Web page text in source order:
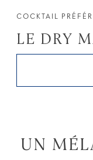
COCKTAIL
LE DRY
UN